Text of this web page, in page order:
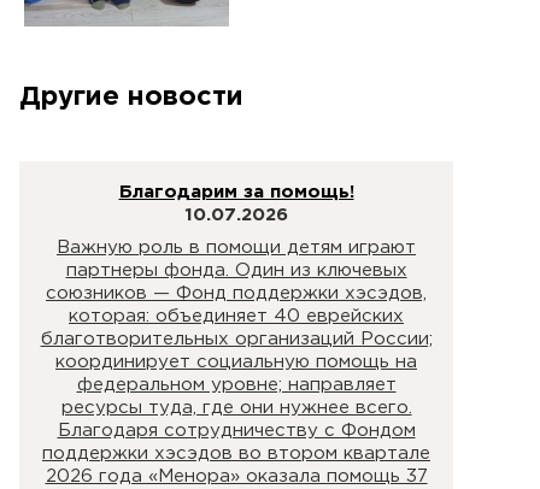
Другие новости
Благодарим за помощь!
10.07.2026
Важную роль в помощи детям играют
партнеры фонда. Один из ключевых
союзников — Фонд поддержки хэсэдов,
которая: объединяет 40 еврейских
благотворительных организаций России;
координирует социальную помощь на
федеральном уровне; направляет
ресурсы туда, где они нужнее всего.
Благодаря сотрудничеству с Фондом
поддержки хэсэдов во втором квартале
2026 года «Менора» оказала помощь 37